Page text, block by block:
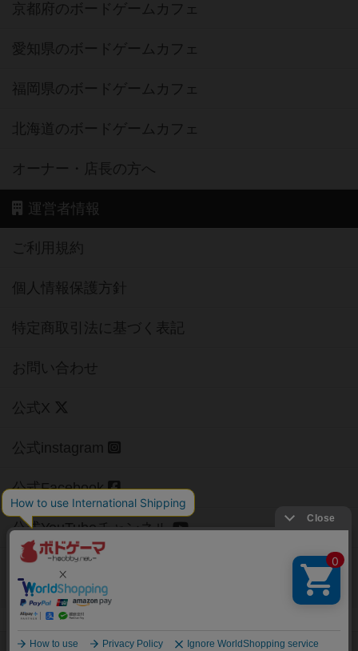
京都府のボードゲームカフェ
愛知県のボードゲームカフェ
福岡県のボードゲームカフェ
北海道のボードゲームカフェ
オーナー・店長の方へ
運営者情報
ご利用規約
個人情報保護方針
特定商取引法に基づく表記
お問い合わせ
公式X
公式instagram
公式Facebook
公式YouTubeチャンネル